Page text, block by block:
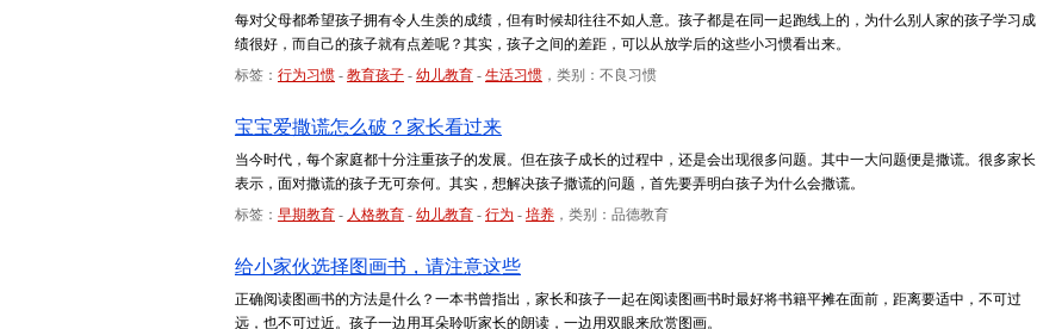
每对父母都希望孩子拥有令人生羡的成绩，但有时候却往往不如人意。孩子都是在同一起跑线上的，为什么别人家的孩子学习成
绩很好，而自己的孩子就有点差呢？其实，孩子之间的差距，可以从放学后的这些小习惯看出来。
标签： 行为习惯 - 教育孩子 - 幼儿教育 - 生活习惯 ，类别：不良习惯
宝宝爱撒谎怎么破？家长看过来
当今时代，每个家庭都十分注重孩子的发展。但在孩子成长的过程中，还是会出现很多问题。其中一大问题便是撒谎。很多家长
表示，面对撒谎的孩子无可奈何。其实，想解决孩子撒谎的问题，首先要弄明白孩子为什么会撒谎。
标签： 早期教育 - 人格教育 - 幼儿教育 - 行为 - 培养 ，类别：品德教育
给小家伙选择图画书，请注意这些
正确阅读图画书的方法是什么？一本书曾指出，家长和孩子一起在阅读图画书时最好将书籍平摊在面前，距离要适中，不可过
远，也不可过近。孩子一边用耳朵聆听家长的朗读，一边用双眼来欣赏图画。